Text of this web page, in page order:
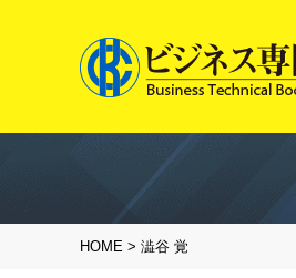
HOME > 澁谷 覚